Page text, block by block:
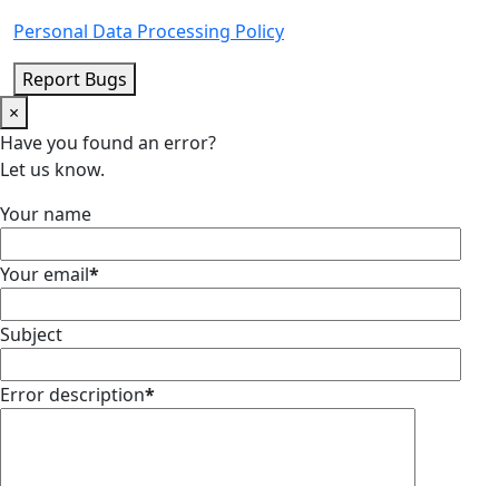
Personal Data Processing Policy
Report Bugs
×
Have you found an error?
Let us know.
Your name
Your email*
Subject
Error description*